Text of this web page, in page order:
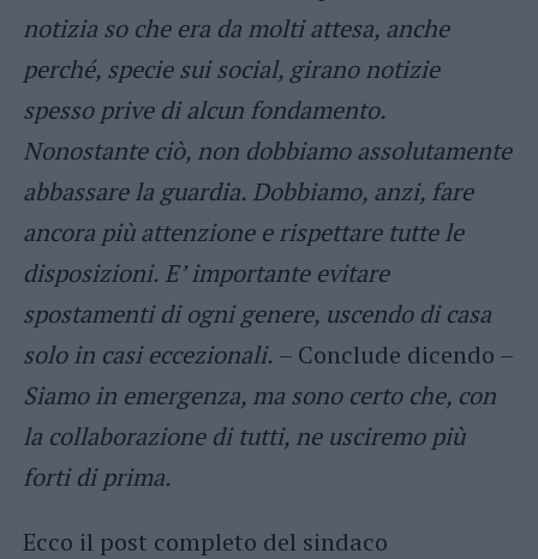
notizia so che era da molti attesa, anche
perché, specie sui social, girano notizie
spesso prive di alcun fondamento.
Nonostante ciò, non dobbiamo assolutamente
abbassare la guardia. Dobbiamo, anzi, fare
ancora più attenzione e rispettare tutte le
disposizioni. E’ importante evitare
spostamenti di ogni genere, uscendo di casa
solo in casi eccezionali. – Conclude dicendo –
Siamo in emergenza, ma sono certo che, con
la collaborazione di tutti, ne usciremo più
forti di prima.
Ecco il post completo del sindaco